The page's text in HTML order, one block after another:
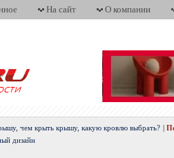
На сайт О компании
чем крыть крышу, какую кровлю выбрать?
дизайн